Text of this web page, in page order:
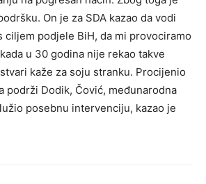
On je za SDA kazao da vodi
ciljem podjele BiH, da mi provociramo
u 30 godina nije rekao takve
kaže za soju stranku. Procijenio
podrži Dodik, Čović, međunarodna
posebnu intervenciju, kazao je